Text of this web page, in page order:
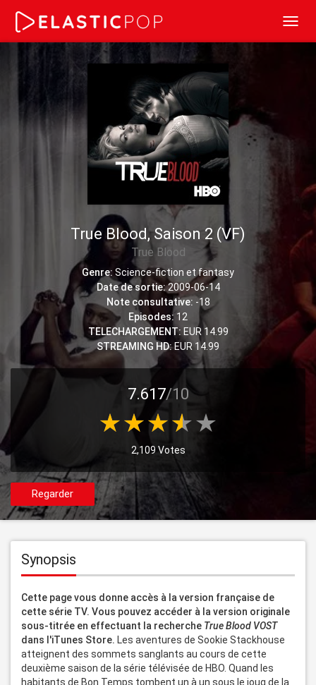
True Blood, Saison 2 (VF)
True Blood
Genre: Science-fiction et fantasy
Date de sortie:2009-06-14
Note consultative: -18
Episodes:12
TELECHARGEMENT: EUR 14.99
STREAMING HD:EUR 14.99
7.617/10
2,109 Votes
Regarder
Synopsis
Cette page vous donne accès à la version française de
cette série TV. Vous pouvez accéder à la version originale
sous-titrée en effectuant la recherche True Blood VOST
dans l'iTunes Store. Les aventures de Sookie Stackhouse
atteignent des sommets sanglants au cours de cette
deuxième saison de la série télévisée de HBO. Quand les
habitants de Bon Temps tombent un à un sous le joug de la